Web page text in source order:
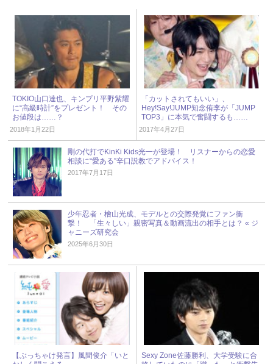
TOKIO山口達也、キンプリ平野紫耀
に“高級時計”をプレゼント！ その
お値段は……？
2018年1月22日
「カットされてもいい」、
Hey!Say!JUMP知念侑李が「JUMP
TOP3」に本気で奮闘するも……
2017年4月27日
剛の代打でKinKi Kids光一が登場！ リスナーからの恋愛
相談に“愛ある”辛口説教でアドバイス！
2017年7月17日
少年忍者・檜山光成、モデルとの交際発覚にファン衝
撃！ 「生々しい」親密写真＆動画流出の相手とは？ « ジ
ャニーズ研究会
2025年6月30日
【ぶっちゃけ発言】風間俊介「いと
Sexy Zone佐藤勝利、大学受験に合